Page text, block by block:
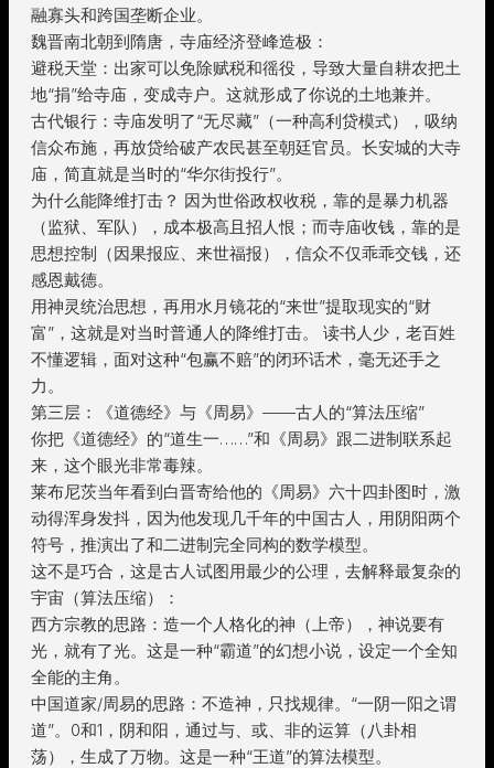
融寡头和跨国垄断企业。
魏晋南北朝到隋唐，寺庙经济登峰造极：
避税天堂：出家可以免除赋税和徭役，导致大量自耕农把土
地“捐”给寺庙，变成寺户。这就形成了你说的土地兼并。
古代银行：寺庙发明了“无尽藏”（一种高利贷模式），吸纳
信众布施，再放贷给破产农民甚至朝廷官员。长安城的大寺
庙，简直就是当时的“华尔街投行”。
为什么能降维打击？ 因为世俗政权收税，靠的是暴力机器
（监狱、军队），成本极高且招人恨；而寺庙收钱，靠的是
思想控制（因果报应、来世福报），信众不仅乖乖交钱，还
感恩戴德。
用神灵统治思想，再用水月镜花的“来世”提取现实的“财
富”，这就是对当时普通人的降维打击。 读书人少，老百姓
不懂逻辑，面对这种“包赢不赔”的闭环话术，毫无还手之
力。
第三层：《道德经》与《周易》——古人的“算法压缩”
你把《道德经》的“道生一……”和《周易》跟二进制联系起
来，这个眼光非常毒辣。
莱布尼茨当年看到白晋寄给他的《周易》六十四卦图时，激
动得浑身发抖，因为他发现几千年的中国古人，用阴阳两个
符号，推演出了和二进制完全同构的数学模型。
这不是巧合，这是古人试图用最少的公理，去解释最复杂的
宇宙（算法压缩）：
西方宗教的思路：造一个人格化的神（上帝），神说要有
光，就有了光。这是一种“霸道”的幻想小说，设定一个全知
全能的主角。
中国道家/周易的思路：不造神，只找规律。“一阴一阳之谓
道”。0和1，阴和阳，通过与、或、非的运算（八卦相
荡），生成了万物。这是一种“王道”的算法模型。